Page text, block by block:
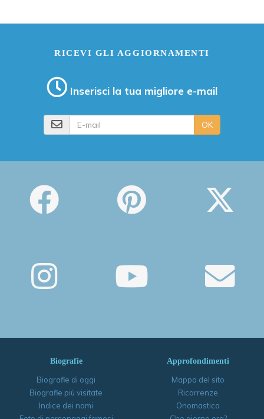
RICEVI GLI AGGIORNAMENTI
Inserisci la tua migliore e-mail
OK
Biografie
Biografie di oggi
Biografie più visitate
Indice dei nomi
Approfondimenti
Mappa del sito
Ricorrenze
Onomastico